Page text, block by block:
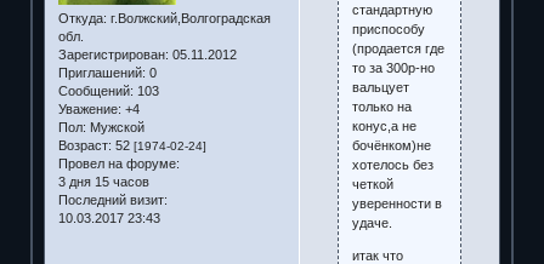
Откуда: г.Волжский,Волгоградская
обл.
Зарегистрирован: 05.11.2012
Приглашений: 0
Сообщений: 103
Уважение: +4
Пол: Мужской
Возраст: 52 [1974-02-24]
Провел на форуме:
3 дня 15 часов
Последний визит:
10.03.2017 23:43
стандартную
приспособу
(продается где
то за 300р-но
вальцует
только на
конус,а не
бочёнком)не
хотелось без
четкой
уверенности в
удаче.
итак что